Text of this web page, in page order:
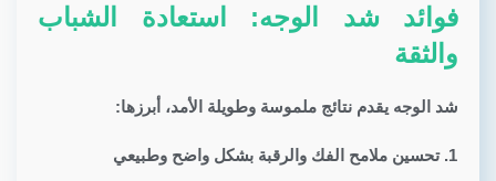
فوائد شد الوجه: استعادة الشباب
والثقة
شد الوجه يقدم نتائج ملموسة وطويلة الأمد، أبرزها:
تحسين ملامح الفك والرقبة بشكل واضح وطبيعي